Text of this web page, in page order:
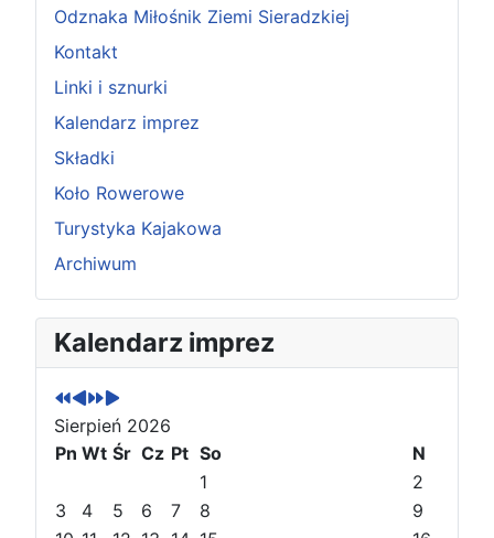
Odznaka Miłośnik Ziemi Sieradzkiej
Kontakt
Linki i sznurki
Kalendarz imprez
Składki
Koło Rowerowe
Turystyka Kajakowa
Archiwum
Kalendarz imprez
P
o
p
r
z
e
n
i
P
o
p
r
z
e
i
N
a
s
t
ę
p
y
r
N
a
s
t
ę
p
y
m
Sierpień 2026
Pn Wt Śr Cz Pt So
N
1
2
3
4 5 6 7 8
9